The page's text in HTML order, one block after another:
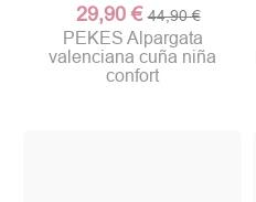
29,90 € 44,90 €
PEKES Alpargata
valenciana cuña niña
confort